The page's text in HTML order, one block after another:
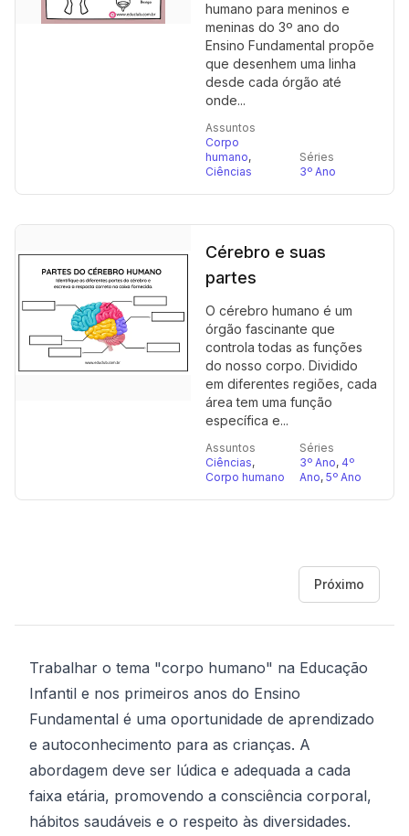
humano para meninos e
meninas do 3º ano do
Ensino Fundamental propõe
que desenhem uma linha
desde cada órgão até
onde...
Assuntos
Corpo
humano,
Ciências
Séries
3º Ano
Cérebro e suas
partes
O cérebro humano é um
órgão fascinante que
controla todas as funções
do nosso corpo. Dividido
em diferentes regiões, cada
área tem uma função
específica e...
Assuntos
Ciências,
Corpo humano
Séries
3º Ano, 4º
Ano, 5º Ano
Próximo
Trabalhar o tema "corpo humano" na Educação
Infantil e nos primeiros anos do Ensino
Fundamental é uma oportunidade de aprendizado
e autoconhecimento para as crianças. A
abordagem deve ser lúdica e adequada a cada
faixa etária, promovendo a consciência corporal,
hábitos saudáveis e o respeito às diversidades.